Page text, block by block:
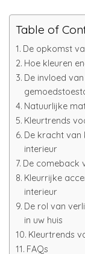
Table of
De opkomst
Hoe kleuren
De invloed
Natuurlijke
Kleurtrends
De kracht van
interieur
De comeback
Kleurrijke
interieur
De rol van
in uw huis
Kleurtrends
FAQs